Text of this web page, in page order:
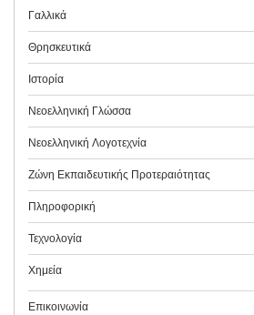
Γαλλικά
Θρησκευτικά
Ιστορία
Νεοελληνική Γλώσσα
Νεοελληνική Λογοτεχνία
Ζώνη Εκπαιδευτικής Προτεραιότητας
Πληροφορική
Τεχνολογία
Χημεία
Επικοινωνία